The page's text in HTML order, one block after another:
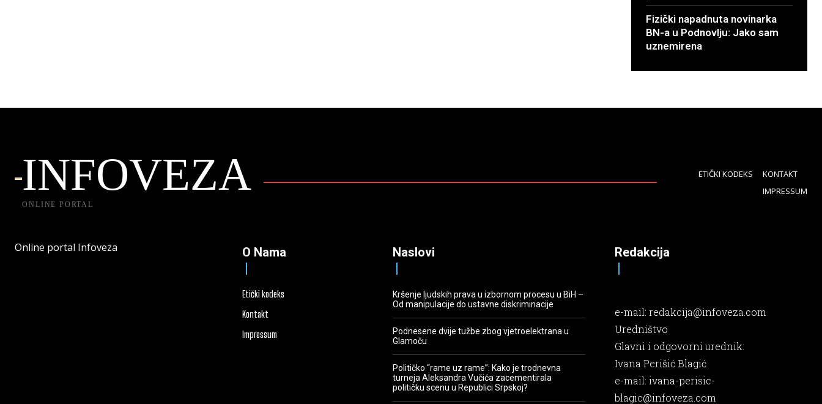
Fizički napadnuta novinarka
BN-a u Podnovlju: Jako sam
uznemirena
INFOVEZA
ONLINE PORTAL
ETIČKI KODEKS
KONTAKT
IMPRESSUM
Online portal Infoveza O Nama
Etički kodeks
Kontakt
Impressum
Naslovi
Kršenje ljudskih prava u izbornom procesu u BiH –
Od manipulacije do ustavne diskriminacije
Podnesene dvije tužbe zbog vjetroelektrana u
Glamoču
Političko “rame uz rame”: Kako je trodnevna
turneja Aleksandra Vučića zacementirala
političku scenu u Republici Srpskoj?
Redakcija
e-mail:redakcija@infoveza.com
Uredništvo
Glavni i odgovorni urednik:
Ivana Perišić Blagić
e-mail:ivana-perisic-
blagic@infoveza.com